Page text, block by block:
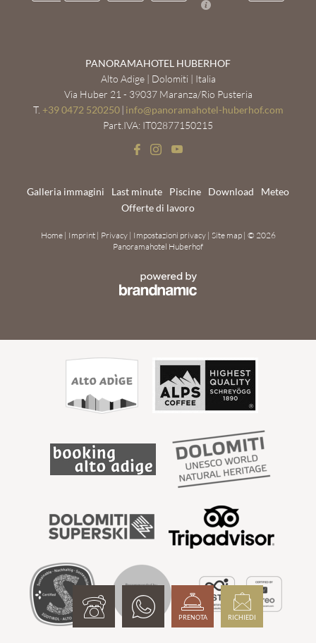
PANORAMAHOTEL HUBERHOF
Alto Adige | Dolomiti | Italia
Via Huber 21 - 39037 Maranza/Rio Pusteria
T. +39 0472 520250 | info@panoramahotel-huberhof.com
Part.IVA: IT02877150215
Galleria immagini Last minute Piscine Download
Meteo
Offerte di lavoro
Home | Imprint | Privacy | Impostazioni privacy | Site map | © 2026
Panoramahotel Huberhof
PRENOTA RICHIEDI